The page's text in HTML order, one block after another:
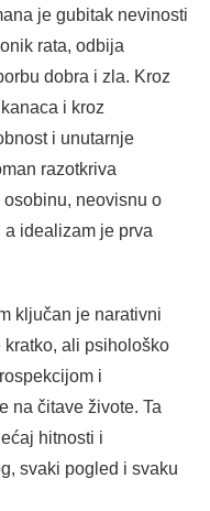
je gubitak nevinosti
rata, odbija
dobra i zla. Kroz
i kroz
i unutarnje
razotkriva
neovisnu o
idealizam je prva
ključan je narativni
ali psihološko
i
na čitave živote. Ta
hitnosti i
svaki pogled i svaku